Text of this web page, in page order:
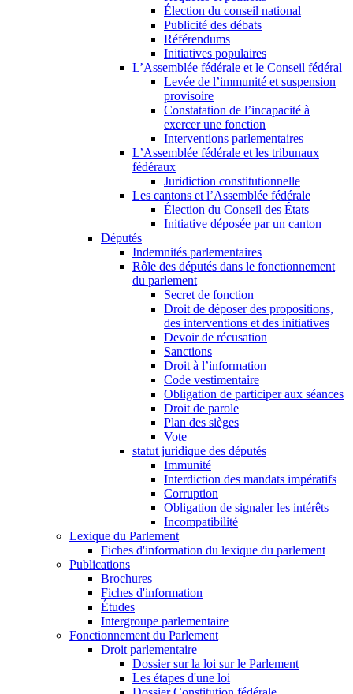
Élection du conseil national
Publicité des débats
Référendums
Initiatives populaires
L’Assemblée fédérale et le Conseil fédéral
Levée de l’immunité et suspension
provisoire
Constatation de l’incapacité à
exercer une fonction
Interventions parlementaires
L’Assemblée fédérale et les tribunaux
fédéraux
Juridiction constitutionnelle
Les cantons et l’Assemblée fédérale
Élection du Conseil des États
Initiative déposée par un canton
Députés
Indemnités parlementaires
Rôle des députés dans le fonctionnement
du parlement
Secret de fonction
Droit de déposer des propositions,
des interventions et des initiatives
Devoir de récusation
Sanctions
Droit à l’information
Code vestimentaire
Obligation de participer aux séances
Droit de parole
Plan des sièges
Vote
statut juridique des députés
Immunité
Interdiction des mandats impératifs
Corruption
Obligation de signaler les intérêts
Incompatibilité
Lexique du Parlement
Fiches d'information du lexique du parlement
Publications
Brochures
Fiches d'information
Études
Intergroupe parlementaire
Fonctionnement du Parlement
Droit parlementaire
Dossier sur la loi sur le Parlement
Les étapes d'une loi